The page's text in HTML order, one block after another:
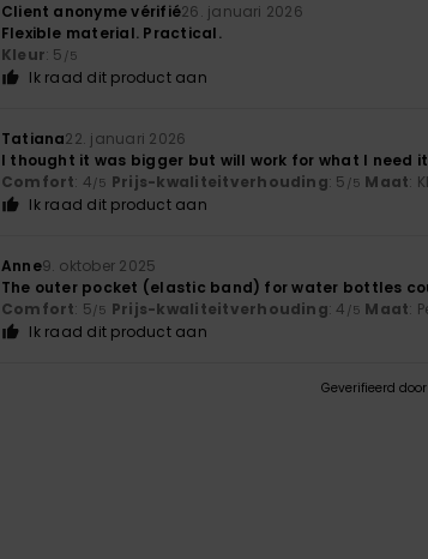
Client anonyme vérifié26. januari 2026
Flexible material. Practical.
Kleur: 5 /5
Ik raad dit product aan
Tatiana22. januari 2026
I thought it was bigger but will work for what I need it
Comfort: 4/5 Prijs-kwaliteitverhouding: 5 /5 Maat:
Ik raad dit product aan
Anne9. oktober 2025
The outer pocket (elastic band) for water bottles
Comfort: 5/5 Prijs-kwaliteitverhouding: 4 /5 Maat:
Ik raad dit product aan
Geverifieerd door